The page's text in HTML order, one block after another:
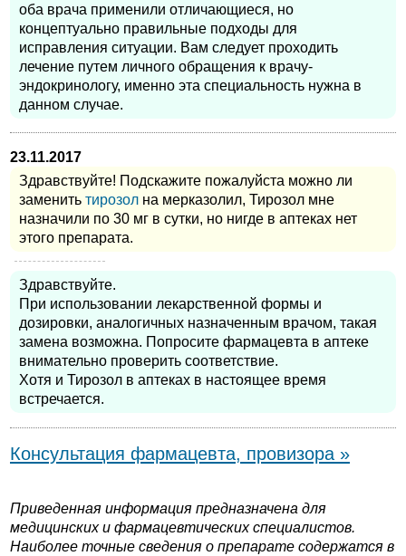
оба врача применили отличающиеся, но
концептуально правильные подходы для
исправления ситуации. Вам следует проходить
лечение путем личного обращения к врачу-
эндокринологу, именно эта специальность нужна в
данном случае.
23.11.2017
Здравствуйте! Подскажите пожалуйста можно ли
заменить тирозол на мерказолил, Тирозол мне
назначили по 30 мг в сутки, но нигде в аптеках нет
этого препарата.
Здравствуйте.
При использовании лекарственной формы и
дозировки, аналогичных назначенным врачом, такая
замена возможна. Попросите фармацевта в аптеке
внимательно проверить соответствие.
Хотя и Тирозол в аптеках в настоящее время
встречается.
Консультация фармацевта, провизора »
Приведенная информация предназначена для
медицинских и фармацевтических специалистов.
Наиболее точные сведения о препарате содержатся в